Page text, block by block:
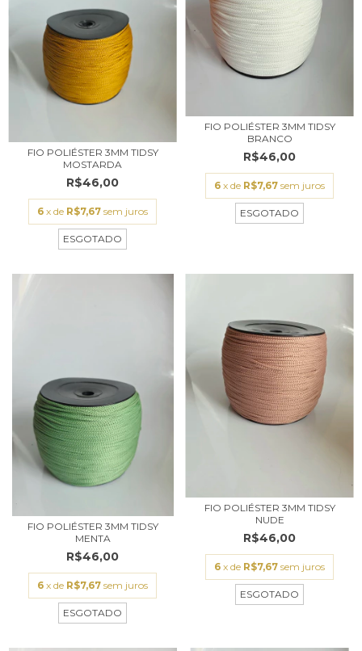
FIO POLIÉSTER 3MM TIDSY
MOSTARDA
R$46,00
6 x de R$7,67 sem juros
ESGOTADO
FIO POLIÉSTER 3MM TIDSY
BRANCO
R$46,00
6 x de R$7,67 sem juros
ESGOTADO
FIO POLIÉSTER 3MM TIDSY
MENTA
R$46,00
6 x de R$7,67 sem juros
ESGOTADO
FIO POLIÉSTER 3MM TIDSY
NUDE
R$46,00
6 x de R$7,67 sem juros
ESGOTADO